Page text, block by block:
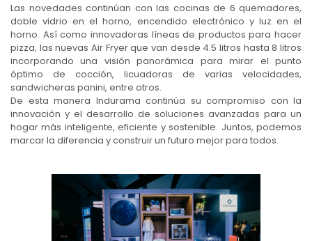
Las novedades continúan con las cocinas de 6 quemadores,
doble vidrio en el horno, encendido electrónico y luz en el
horno. Así como innovadoras líneas de productos para hacer
pizza, las nuevas Air Fryer que van desde 4.5 litros hasta 8 litros
incorporando una visión panorámica para mirar el punto
óptimo de cocción, licuadoras de varias velocidades,
sandwicheras panini, entre otros.
De esta manera Indurama continúa su compromiso con la
innovación y el desarrollo de soluciones avanzadas para un
hogar más inteligente, eficiente y sostenible. Juntos, podemos
marcar la diferencia y construir un futuro mejor para todos.